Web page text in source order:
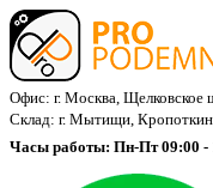
Офис: г. Москва, Щелковское
Склад: г. Мытищи,
Часы работы: Пн-Пт 09:00 -